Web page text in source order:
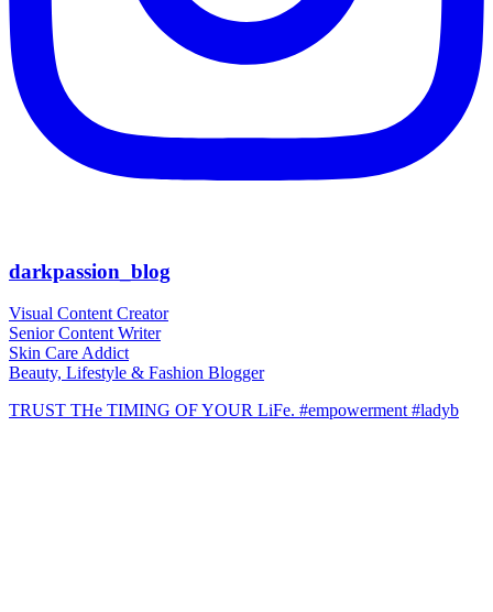
darkpassion_blog
Visual Content Creator
Senior Content Writer
Skin Care Addict
Beauty, Lifestyle & Fashion Blogger
TRUST THe TIMING OF YOUR LiFe. #empowerment #ladyb